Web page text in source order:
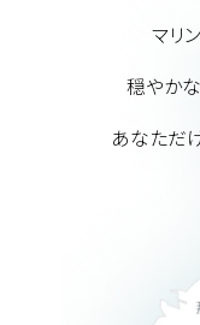
マリ
穏やか
あなただ